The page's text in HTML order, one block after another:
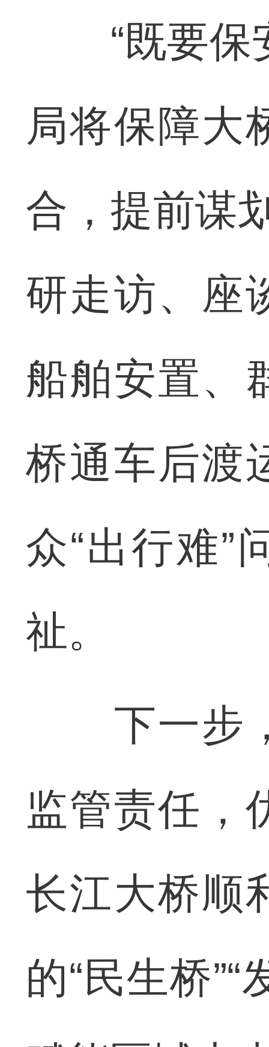
“既要保安
局将保障大
合，提前谋
研走访、座
船舶安置、
桥通车后渡
众“出行难”
祉。
下一步，
监管责任，
长江大桥顺
的“民生桥